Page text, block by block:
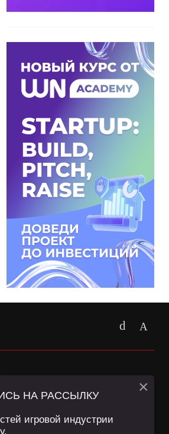
сайта и сервис «Яндекс
и
НА РАССЫЛКУ
игровой индустрии
×